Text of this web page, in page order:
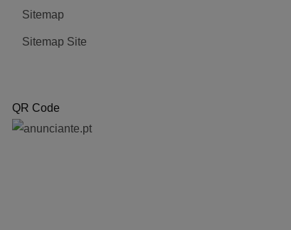
Sitemap
Sitemap Site
QR Code